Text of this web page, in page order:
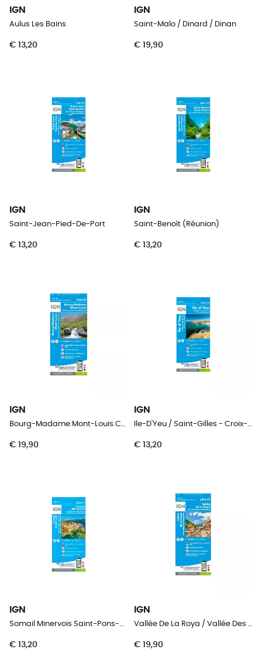
IGN
Aulus Les Bains
€ 13,20
IGN
Saint-Malo / Dinard / Dinan
€ 19,90
IGN
Saint-Jean-Pied-De-Port
€ 13,20
IGN
Saint-Benoît (Réunion)
€ 13,20
IGN
Bourg-Madame.Mont-Louis.Col De La Perche
€ 19,90
IGN
Ile-D'Yeu / Saint-Gilles - Croix-De-Vie
€ 13,20
IGN
Somail Minervois Saint-Pons-De-Thomières.Pnr Du Haut Languedoc
€ 13,20
IGN
Vallée De La Roya / Vallée Des Merveilles / Pn Du Mercantour
€ 19,90